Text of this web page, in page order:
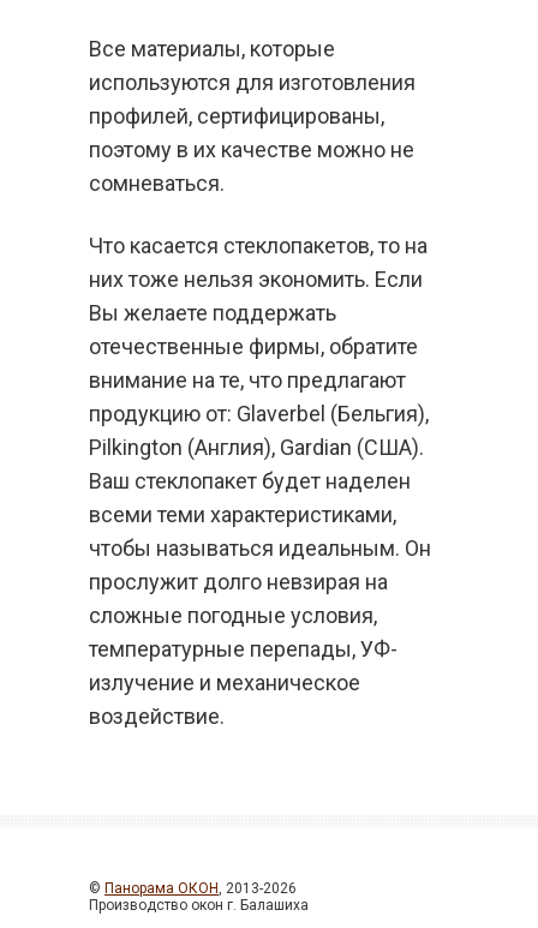
Все материалы, которые
используются для изготовления
профилей, сертифицированы,
поэтому в их качестве можно не
сомневаться.
Что касается стеклопакетов, то на
них тоже нельзя экономить. Если
Вы желаете поддержать
отечественные фирмы, обратите
внимание на те, что предлагают
продукцию от: Glaverbel (Бельгия),
Pilkington (Англия), Gardian (США).
Ваш стеклопакет будет наделен
всеми теми характеристиками,
чтобы называться идеальным. Он
прослужит долго невзирая на
сложные погодные условия,
температурные перепады, УФ-
излучение и механическое
воздействие.
© Панорама ОКОН, 2013-2026
Производство окон г. Балашиха